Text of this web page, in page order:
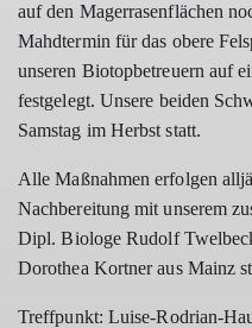
auf den Magerrasenflächen
Mahdtermin für das obere
unseren Biotopbetreuern auf
festgelegt. Unsere beiden
Samstag im Herbst statt.
Alle Maßnahmen erfolgen
Nachbereitung mit unserem
Dipl. Biologe Rudolf
Dorothea Kortner aus Mainz
Treffpunkt: Luise-Rodrian-